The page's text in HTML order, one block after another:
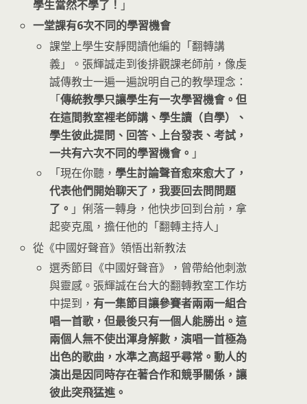
學生當然不學了！ 」
一堂課有6次不同的學習機會
課堂上學生安靜閱讀他編的「翻轉講
義」。張輝誠走到後排觀課老師前，像虔
誠傳教士一遍一遍說明自己的教學理念：
「傳統教學只讓學生有一次學習機會。但
在這間教室裡老師講、學生讀（自學）、
學生彼此提問、回答、上台發表、考試，
一共有六次不同的學習機會。 」
「現在你聽，學生討論聲音愈來愈大了，
代表他們開始聊天了，我要回去問問題
了。 」俐落一轉身，他快步回到台前，拿
起麥克風，擔任他的「翻轉主持人」
從《中國好聲音》領悟出新教法
選秀節目《中國好聲音》，曾帶給他刺激
與靈感。張輝誠在台大的翻轉教室工作坊
中提到，有一集節目讓參賽者兩兩一組合
唱一首歌，但最後只有一個人能勝出。這
兩個人無不使出渾身解數，演唱一首極為
出色的歌曲，水準之高超乎尋常。動人的
演出是因同時存在著合作和競爭關係，讓
彼此突飛猛進。